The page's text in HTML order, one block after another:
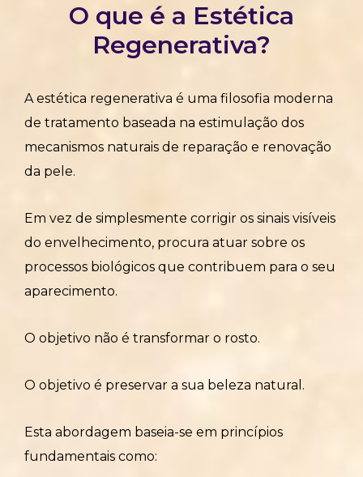
O que é a Estética
Regenerativa?
A estética regenerativa é uma filosofia moderna
de tratamento baseada na estimulação dos
mecanismos naturais de reparação e renovação
da pele.
Em vez de simplesmente corrigir os sinais visíveis
do envelhecimento, procura atuar sobre os
processos biológicos que contribuem para o seu
aparecimento.
O objetivo não é transformar o rosto.
O objetivo é preservar a sua beleza natural.
Esta abordagem baseia-se em princípios
fundamentais como: